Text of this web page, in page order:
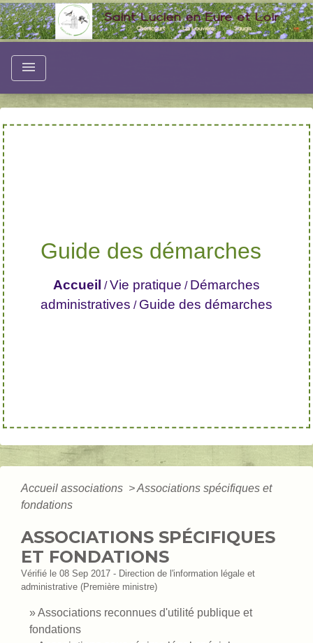
menu
Guide des démarches
Accueil /Vie pratique / Démarches
administratives / Guide des démarches
Accueil associations >Associations spécifiques et
fondations
ASSOCIATIONS SPÉCIFIQUES
ET FONDATIONS
Vérifié le 08 Sep 2017 - Direction de l'information légale et
administrative (Première ministre)
Associations reconnues d'utilité publique et
fondations